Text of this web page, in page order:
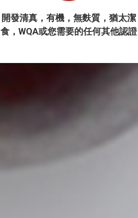
開發清真，有機，無麩質，猶太潔
食，WQA或您需要的任何其他認證